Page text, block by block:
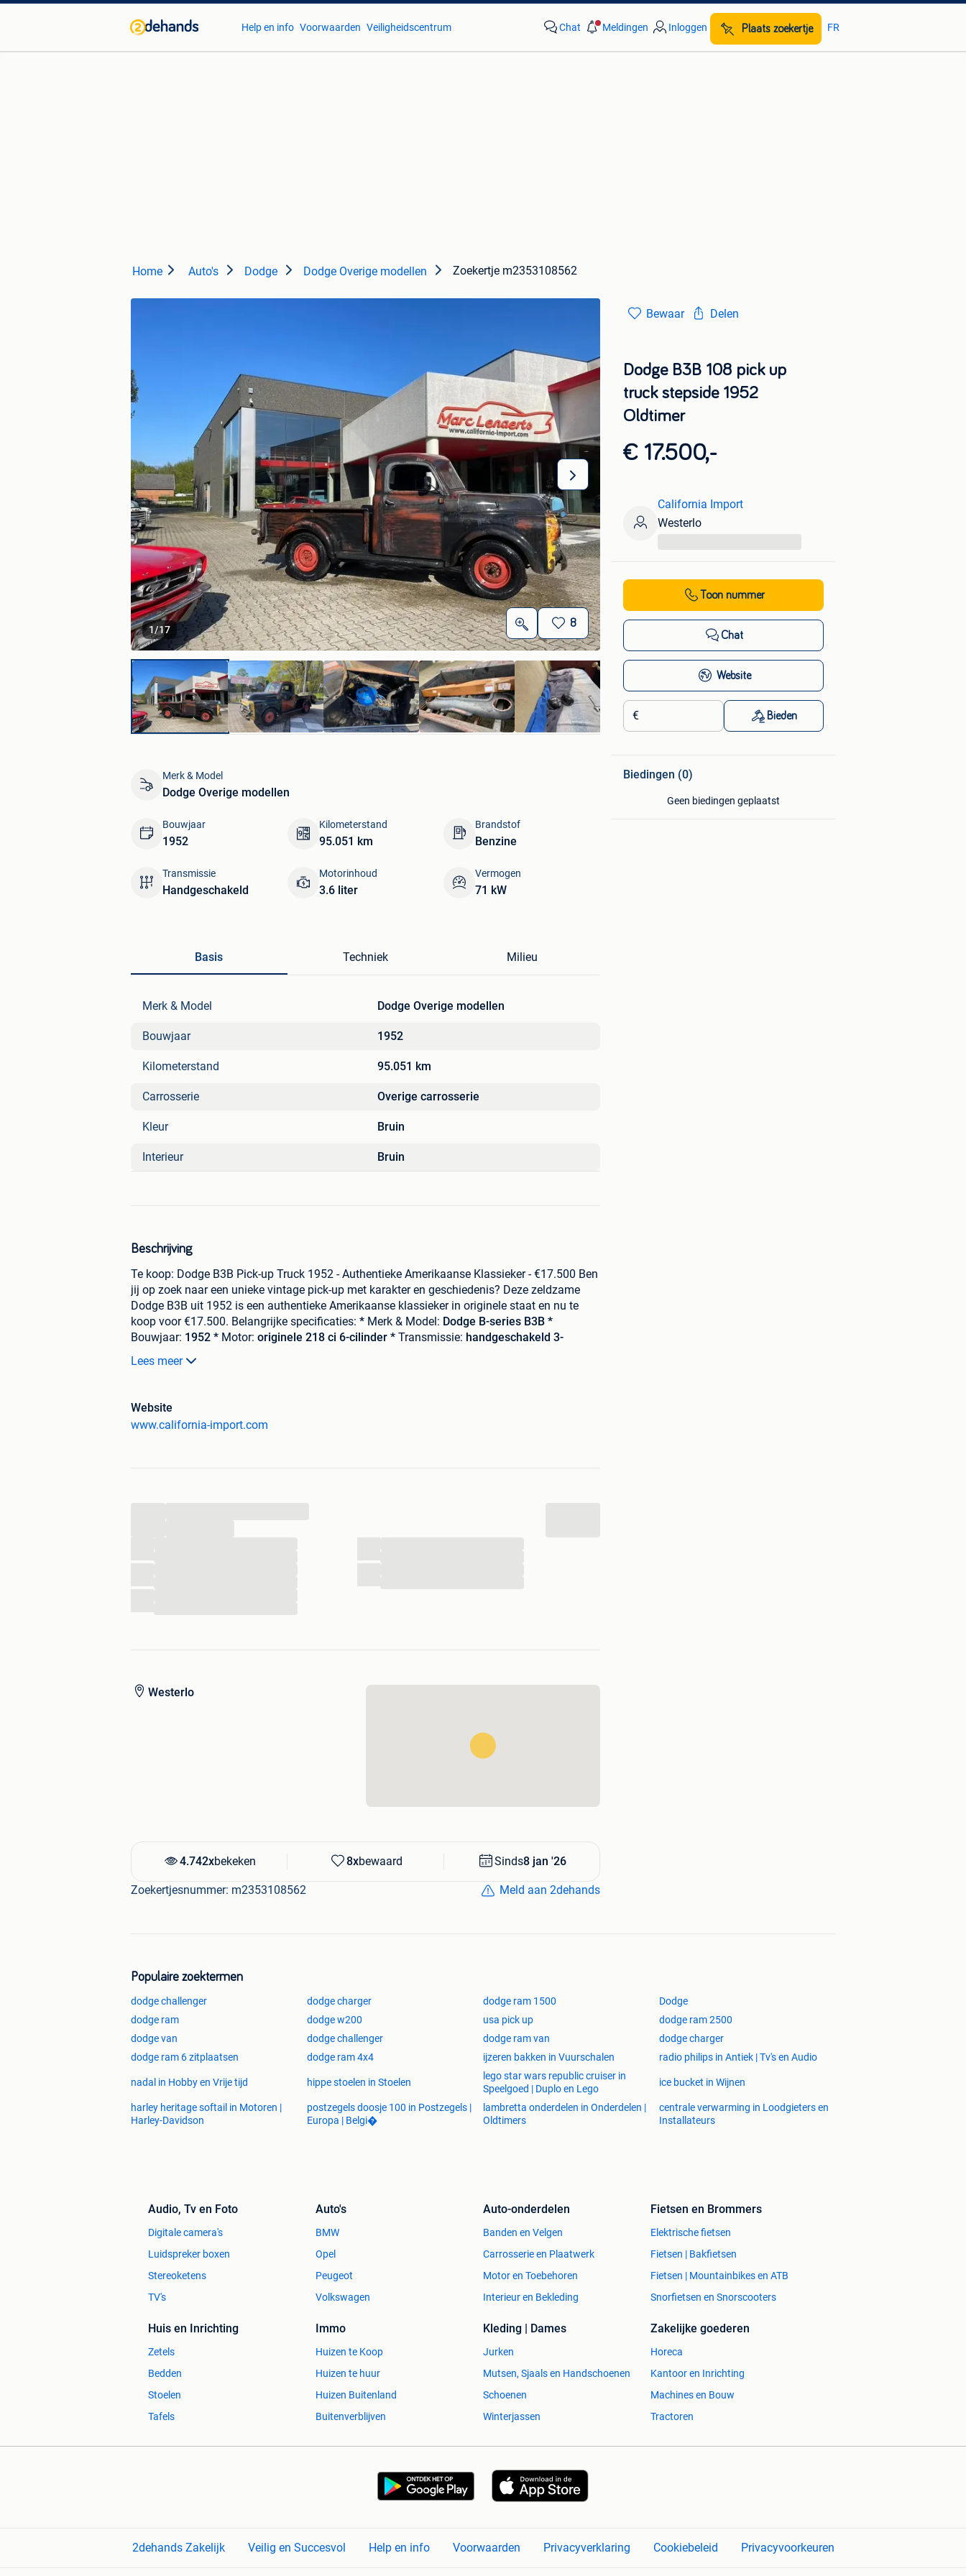
Help en info Voorwaarden Veiligheidscentrum Chat Meldingen Inloggen Plaats zoekertje FR
Home Auto's Dodge Dodge Overige modellen Zoekertje m2353108562
1/17
8
Merk & Model
Dodge Overige modellen
Bouwjaar
1952
Kilometerstand
95.051 km
Brandstof
Benzine
Transmissie
Handgeschakeld
Motorinhoud
3.6 liter
Vermogen
71 kW
Basis Techniek Milieu
Merk & Model Dodge Overige modellen
Bouwjaar 1952
Kilometerstand 95.051 km
Carrosserie Overige carrosserie
Kleur Bruin
Interieur Bruin
Beschrijving
Te koop: Dodge B3B Pick-up Truck 1952 - Authentieke Amerikaanse Klassieker - €17.500 Ben
jij op zoek naar een unieke vintage pick-up met karakter en geschiedenis? Deze zeldzame
Dodge B3B uit 1952 is een authentieke Amerikaanse klassieker in originele staat en nu te
koop voor €17.500. Belangrijke specificaties: * Merk & Model: Dodge B-series B3B *
Bouwjaar: 1952 * Motor: originele 218 ci 6-cilinder * Transmissie: handgeschakeld 3-
versnellingsbak *
Origineel bruin met 'patina') *
en robuust design *
Liefhebbers van Amerikaanse vintage pick-ups * Reclamedoeleinden of promotievoertuig
Lees meer
Website
www.california-import.com
Westerlo
4.742xbekeken 8xbewaard Sinds8 jan '26
Zoekertjesnummer: m2353108562 Meld aan 2dehands
Bewaar Delen
Dodge B3B 108 pick up
truck stepside 1952
Oldtimer
€ 17.500,-
California Import
Westerlo
Toon nummer
Chat
Website
€ Bieden
Biedingen (0)
Geen biedingen geplaatst
Populaire zoektermen
dodge challenger dodge charger dodge ram 1500
Dodge
dodge ram
dodge w200 usa pick up
dodge ram 2500
dodge van
dodge challenger dodge ram van
dodge charger
dodge ram 6 zitplaatsen
dodge ram 4x4 ijzeren bakken in Vuurschalen radio philips in Antiek | Tv's en Audio
nadal in Hobby en Vrije tijd hippe stoelen in Stoelen
lego star wars republic cruiser in
Speelgoed | Duplo en Lego
ice bucket in Wijnen
harley heritage softail in Motoren |
Harley-Davidson
postzegels doosje 100 in Postzegels |
Europa | Belgi�
lambretta onderdelen in Onderdelen |
Oldtimers
centrale verwarming in Loodgieters en
Installateurs
Audio, Tv en Foto
Digitale camera's
Luidspreker boxen
Stereoketens
TV's
Auto's
BMW
Opel
Peugeot
Volkswagen
Auto-onderdelen
Banden en Velgen
Carrosserie en Plaatwerk
Motor en Toebehoren
Interieur en Bekleding
Fietsen en Brommers
Elektrische fietsen
Fietsen | Bakfietsen
Fietsen | Mountainbikes en ATB
Snorfietsen en Snorscooters
Huis en Inrichting
Zetels
Bedden
Stoelen
Tafels
Immo
Huizen te Koop
Huizen te huur
Huizen Buitenland
Buitenverblijven
Kleding | Dames
Jurken
Mutsen, Sjaals en Handschoenen
Schoenen
Winterjassen
Zakelijke goederen
Horeca
Kantoor en Inrichting
Machines en Bouw
Tractoren
2dehands Zakelijk Veilig en Succesvol Help en info Voorwaarden Privacyverklaring Cookiebeleid Privacyvoorkeuren